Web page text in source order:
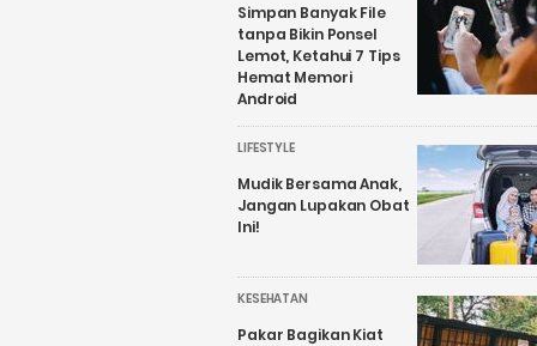
Simpan Banyak File
tanpa Bikin Ponsel
Lemot, Ketahui 7 Tips
Hemat Memori
Android
LIFESTYLE
Mudik Bersama Anak,
Jangan Lupakan Obat
Ini!
KESEHATAN
Pakar Bagikan Kiat